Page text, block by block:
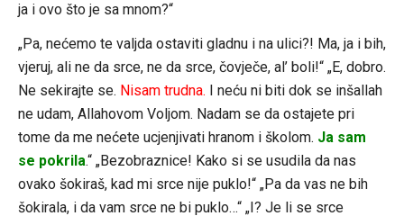
ja i ovo što je sa mnom?“
„Pa, nećemo te valjda ostaviti gladnu i na ulici?! Ma, ja i bih,
vjeruj, ali ne da srce, ne da srce, čovječe, al’ boli!“ „E, dobro.
Ne sekirajte se. Nisam trudna. I neću ni biti dok se inšallah
ne udam, Allahovom Voljom. Nadam se da ostajete pri
tome da me nećete ucjenjivati hranom i školom. Ja sam
se pokrila.“ „Bezobraznice! Kako si se usudila da nas
ovako šokiraš, kad mi srce nije puklo!“ „Pa da vas ne bih
šokirala, i da vam srce ne bi puklo…“ „I? Je li se srce